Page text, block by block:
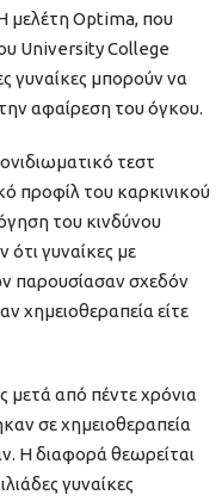
μελέτη Optima, που
University College
γυναίκες μπορούν να
αφαίρεση του όγκου.
τεστ
προφίλ του καρκινικού
του κινδύνου
γυναίκες με
παρουσίασαν σχεδόν
χημειοθεραπεία είτε
μετά από πέντε χρόνια
σε χημειοθεραπεία
Η διαφορά θεωρείται
γυναίκες